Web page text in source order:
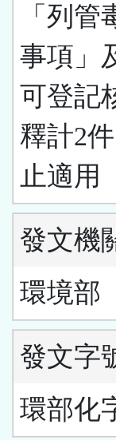
「列
事項」
可登記
釋計2
止適用
發文機
環境部
發文字
環部化